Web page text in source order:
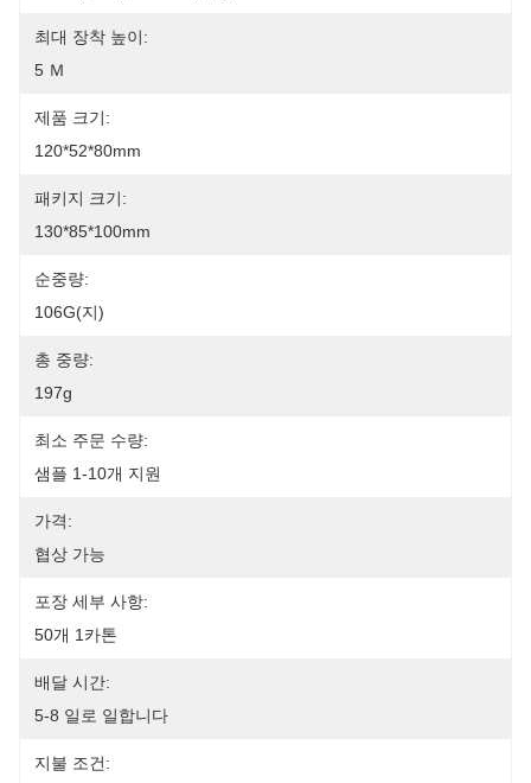
최대 장착 높이:
5 Ｍ
제품 크기:
120*52*80mm
패키지 크기:
130*85*100mm
순중량:
106G(지)
총 중량:
197g
최소 주문 수량:
샘플 1-10개 지원
가격:
협상 가능
포장 세부 사항:
50개 1카톤
배달 시간:
5-8 일로 일합니다
지불 조건: